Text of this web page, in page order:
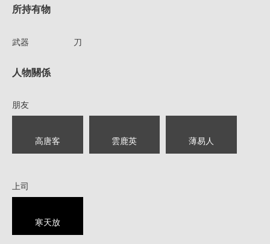
所持有物
武器 刀
人物關係
朋友
高唐客 雲鹿英 薄易人
上司
寒天放